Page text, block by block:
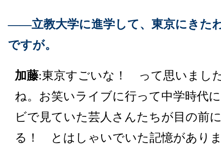
――立教大学に進学して、東京にきた
ですが。
加藤:東京すごいな！ って思いまし
ね。お笑いライブに行って中学時代
ビで見ていた芸人さんたちが目の前
る！ とはしゃいでいた記憶があり